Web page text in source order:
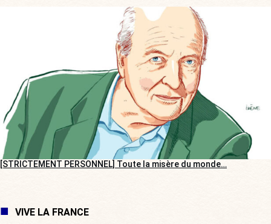
[STRICTEMENT PERSONNEL] Toute la misère du monde…
VIVE LA FRANCE